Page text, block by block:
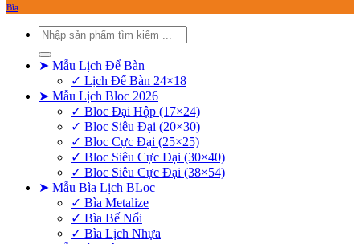
Bìa
Tìm
kiếm:
➤ Mẫu Lịch Để Bàn
✓ Lịch Để Bàn 24×18
➤ Mẫu Lịch Bloc 2026
✓ Bloc Đại Hộp (17×24)
✓ Bloc Siêu Đại (20×30)
✓ Bloc Cực Đại (25×25)
✓ Bloc Siêu Cực Đại (30×40)
✓ Bloc Siêu Cực Đại (38×54)
➤ Mẫu Bìa Lịch BLoc
✓ Bìa Metalize
✓ Bìa Bế Nổi
✓ Bìa Lịch Nhựa